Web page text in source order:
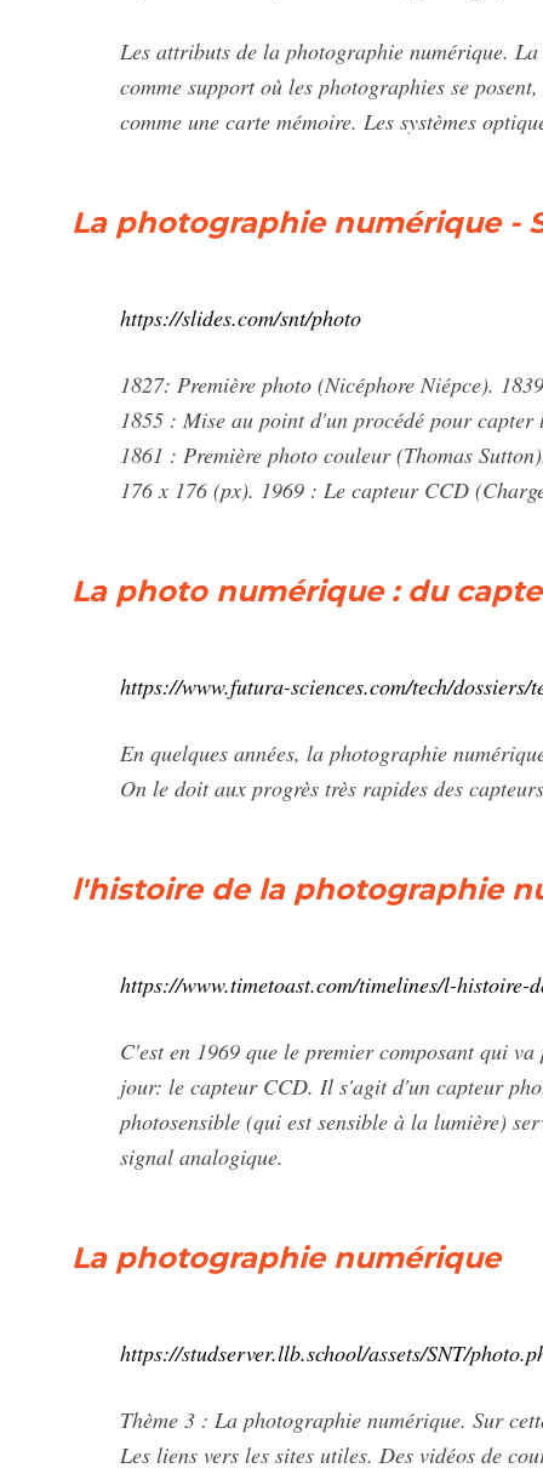
Les attributs de la photographie numérique.
comme support où les photographies se
comme une carte mémoire. Les systèmes
La photographie numérique -
https://slides.com/snt/photo
1827: Première photo (Nicéphore Niépce).
1855 : Mise au point d'un procédé pour
1861 : Première photo couleur (Thomas
176 x 176 (px). 1969 : Le capteur CCD
La photo numérique : du
https://www.futura-sciences.com/tech/
En quelques années, la photographie
On le doit aux progrès très rapides des
l'histoire de la photographie
https://www.timetoast.com/timelines/l-histoire-
C'est en 1969 que le premier composant qui
jour: le capteur CCD. Il s'agit d'un capteur
photosensible (qui est sensible à la lumière)
signal analogique.
La photographie numérique
https://studserver.llb.school/assets/SNT/
Thème 3 : La photographie numérique. Sur
Les liens vers les sites utiles. Des vidéos de